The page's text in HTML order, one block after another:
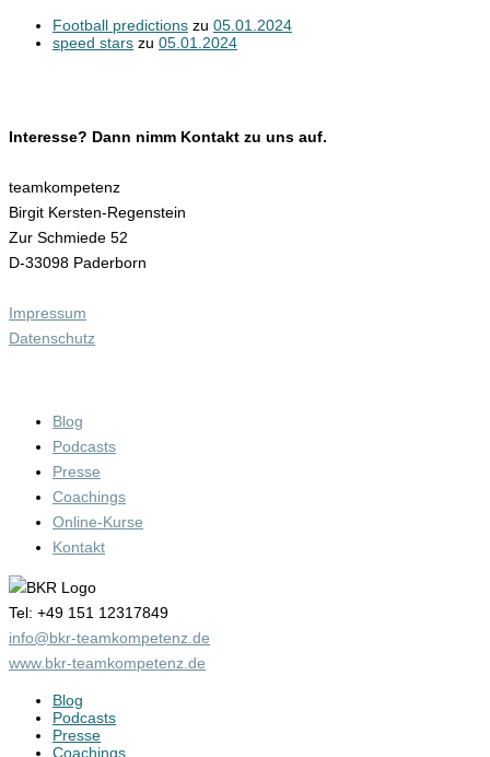
Football predictions zu 05.01.2024
speed stars zu 05.01.2024
Interesse? Dann nimm Kontakt zu uns auf.
teamkompetenz
Birgit Kersten-Regenstein
Zur Schmiede 52
D-33098 Paderborn
Impressum
Datenschutz
Blog
Podcasts
Presse
Coachings
Online-Kurse
Kontakt
Tel: +49 151 12317849
info@bkr-teamkompetenz.de
www.bkr-teamkompetenz.de
Blog
Podcasts
Presse
Coachings